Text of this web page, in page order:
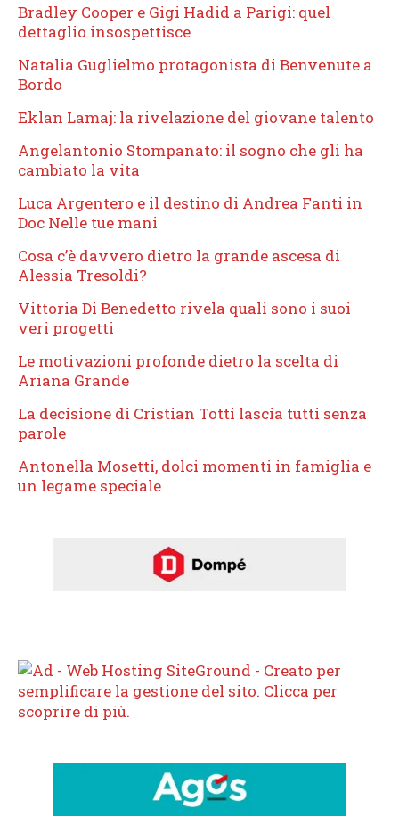
Bradley Cooper e Gigi Hadid a Parigi: quel
dettaglio insospettisce
Natalia Guglielmo protagonista di Benvenute a
Bordo
Eklan Lamaj: la rivelazione del giovane talento
Angelantonio Stompanato: il sogno che gli ha
cambiato la vita
Luca Argentero e il destino di Andrea Fanti in
Doc Nelle tue mani
Cosa c’è davvero dietro la grande ascesa di
Alessia Tresoldi?
Vittoria Di Benedetto rivela quali sono i suoi
veri progetti
Le motivazioni profonde dietro la scelta di
Ariana Grande
La decisione di Cristian Totti lascia tutti senza
parole
Antonella Mosetti, dolci momenti in famiglia e
un legame speciale